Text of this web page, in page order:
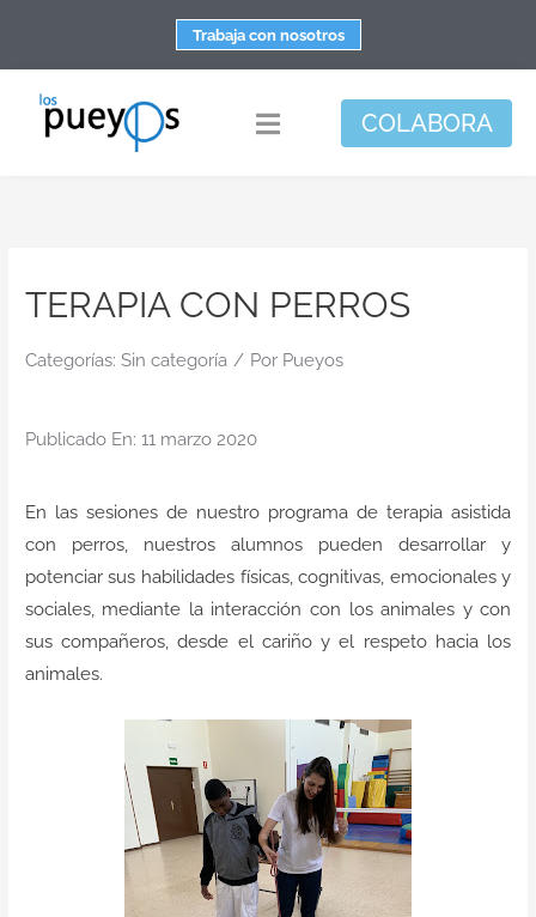
contenido
Trabaja con nosotros
Toggle
Apoyo personal y familiar
DisArte
Contacto
COLABORA
TERAPIA CON PERROS
Categorías: Sin categoría / Por Pueyos
Publicado En: 11 marzo 2020
En las sesiones de nuestro programa de terapia asistida
con perros, nuestros alumnos pueden desarrollar y
potenciar sus habilidades físicas, cognitivas, emocionales y
sociales, mediante la interacción con los animales y con
sus compañeros, desde el cariño y el respeto hacia los
animales.